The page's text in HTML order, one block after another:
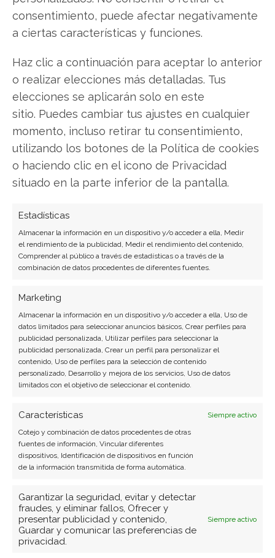
consentimiento, puede afectar negativamente
a ciertas características y funciones.
Haz clic a continuación para aceptar lo anterior
o realizar elecciones más detalladas. Tus
elecciones se aplicarán solo en este
sitio. Puedes cambiar tus ajustes en cualquier
momento, incluso retirar tu consentimiento,
utilizando los botones de la Política de cookies
o haciendo clic en el icono de Privacidad
situado en la parte inferior de la pantalla.
Estadísticas
Almacenar la información en un dispositivo y/o acceder a ella, Medir
el rendimiento de la publicidad, Medir el rendimiento del contenido,
Comprender al público a través de estadísticas o a través de la
combinación de datos procedentes de diferentes fuentes.
Marketing
Almacenar la información en un dispositivo y/o acceder a ella, Uso de
datos limitados para seleccionar anuncios básicos, Crear perfiles para
publicidad personalizada, Utilizar perfiles para seleccionar la
publicidad personalizada, Crear un perfil para personalizar el
contenido, Uso de perfiles para la selección de contenido
personalizado, Desarrollo y mejora de los servicios, Uso de datos
limitados con el objetivo de seleccionar el contenido.
Características
Siempre activo
Cotejo y combinación de datos procedentes de otras
fuentes de información, Vincular diferentes
dispositivos, Identificación de dispositivos en función
de la información transmitida de forma automática.
Garantizar la seguridad, evitar y detectar
fraudes, y eliminar fallos, Ofrecer y
presentar publicidad y contenido,
Guardar y comunicar las preferencias de
privacidad.
Siempre activo
La acción de Red Cat Holdings presenta una
paradoja que desconcierta a los analistas: reporta
un crecimiento de ingresos del 646% pero su
El fabricante de drones, beneficiado por un
contrato militar de 35 millones de dólares,
enfrenta un severo castigo bursátil…
Red Cat: ¿Oportunidad de
mercado de drones?
La presentación de resultados del tercer trimestre
por parte de Red Cat provocó un terremoto
bursátil a mediados de noviembre. El fabricante de
drones no solo incumplió todas las previsiones,
sino que recortó drásticamente sus estimaciones
dejado el valor más de un 50%…